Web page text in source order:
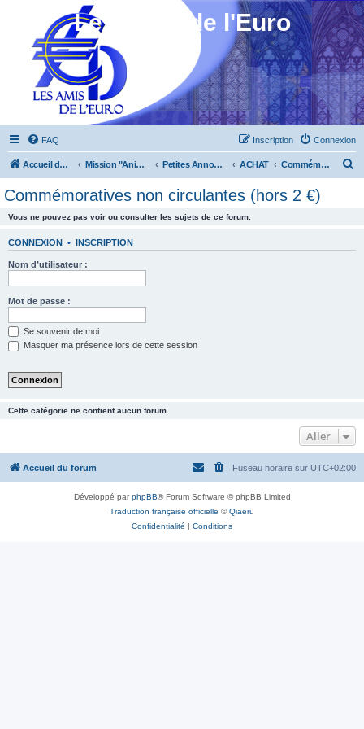
Les Amis de l'Euro
FAQ Connexion
Inscription
Accueil du forum Mission "Animation" Petites Annonces ACHAT Commémoratives non circulantes (hors 2 €)
Commémoratives non circulantes (hors 2 €)
Vous ne pouvez pas voir ou consulter les sujets de ce forum.
CONNEXION • INSCRIPTION
Nom d’utilisateur :
Mot de passe :
Se souvenir de moi
Masquer ma présence lors de cette session
Cette catégorie ne contient aucun forum.
Aller
Accueil du forum Fuseau horaire sur UTC+02:00
Développé parphpBB® Forum Software © phpBB Limited
Traduction française officielle ©Qiaeru
Confidentialité | Conditions